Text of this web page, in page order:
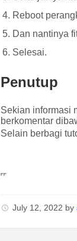
Reboot
Dan nantinya
Selesai.
Penutup
Sekian informasi
berkomentar
Selain berbagi
July 12, 2022 by